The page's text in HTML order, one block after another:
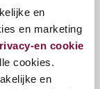
en
en marketing
en cookie
cookies.
en